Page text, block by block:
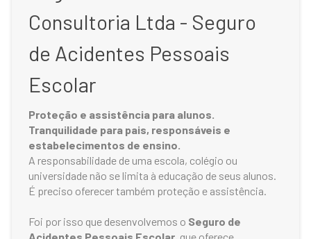
Consultoria Ltda - Seguro
de Acidentes Pessoais
Escolar
Proteção e assistência para alunos.
Tranquilidade para pais, responsáveis e
estabelecimentos de ensino.
A responsabilidade de uma escola, colégio ou
universidade não se limita à educação de seus alunos.
É preciso oferecer também proteção e assistência.
Foi por isso que desenvolvemos o Seguro de